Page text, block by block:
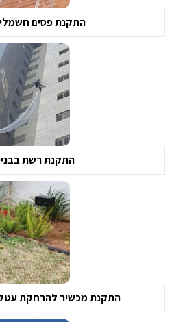
התקנת פסים
התקנת רשת
התקנת מכשיר להרחקת